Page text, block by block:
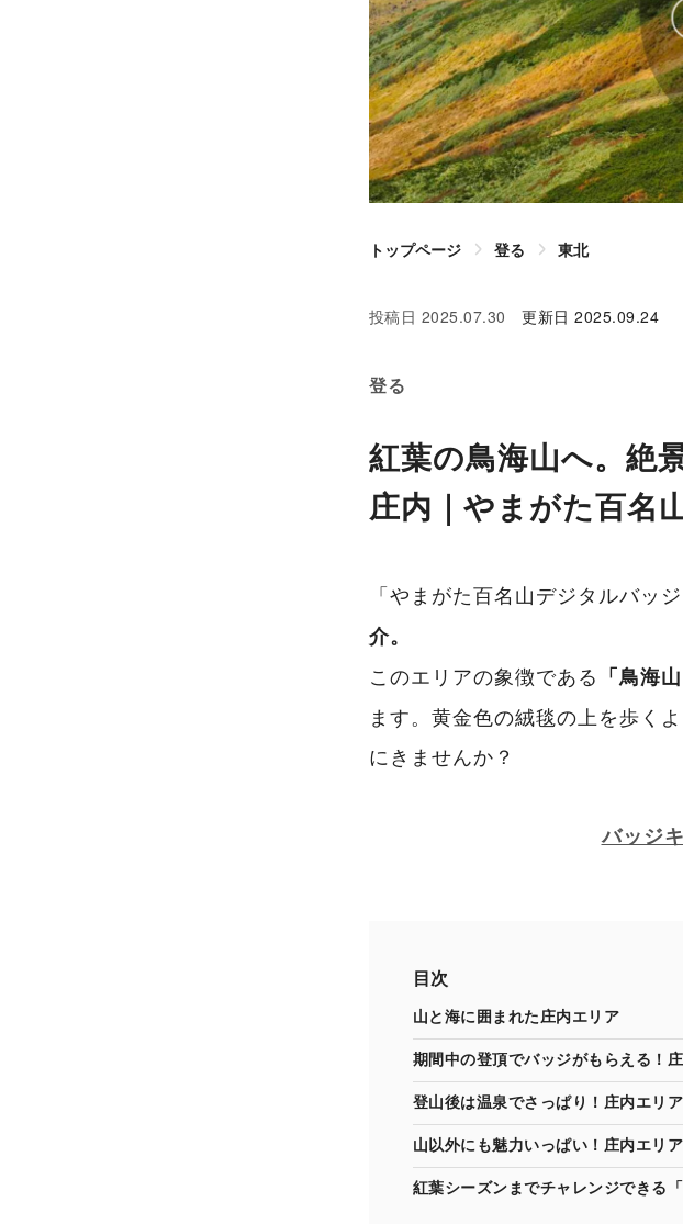
トップページ 登る 東北
投稿日 2025.07.30 更新日 2025.09.24
登る
紅葉の鳥海山へ。絶
庄内｜やまがた百名
「やまがた百名山デジタルバッ
介。
このエリアの象徴である 「鳥海
ます。黄金色の絨毯の上を歩く
にきませんか？
バッジ
目次
山と海に囲まれた庄内エリア
期間中の登頂でバッジがもらえる！
登山後は温泉でさっぱり！庄内エリ
山以外にも魅力いっぱい！庄内エリ
紅葉シーズンまでチャレンジできる